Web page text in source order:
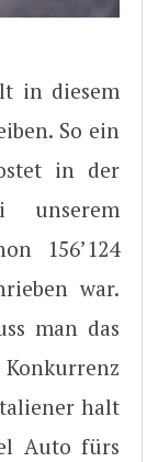
in diesem
So ein
in der
unserem
156’124
war.
man das
halt
Auto fürs